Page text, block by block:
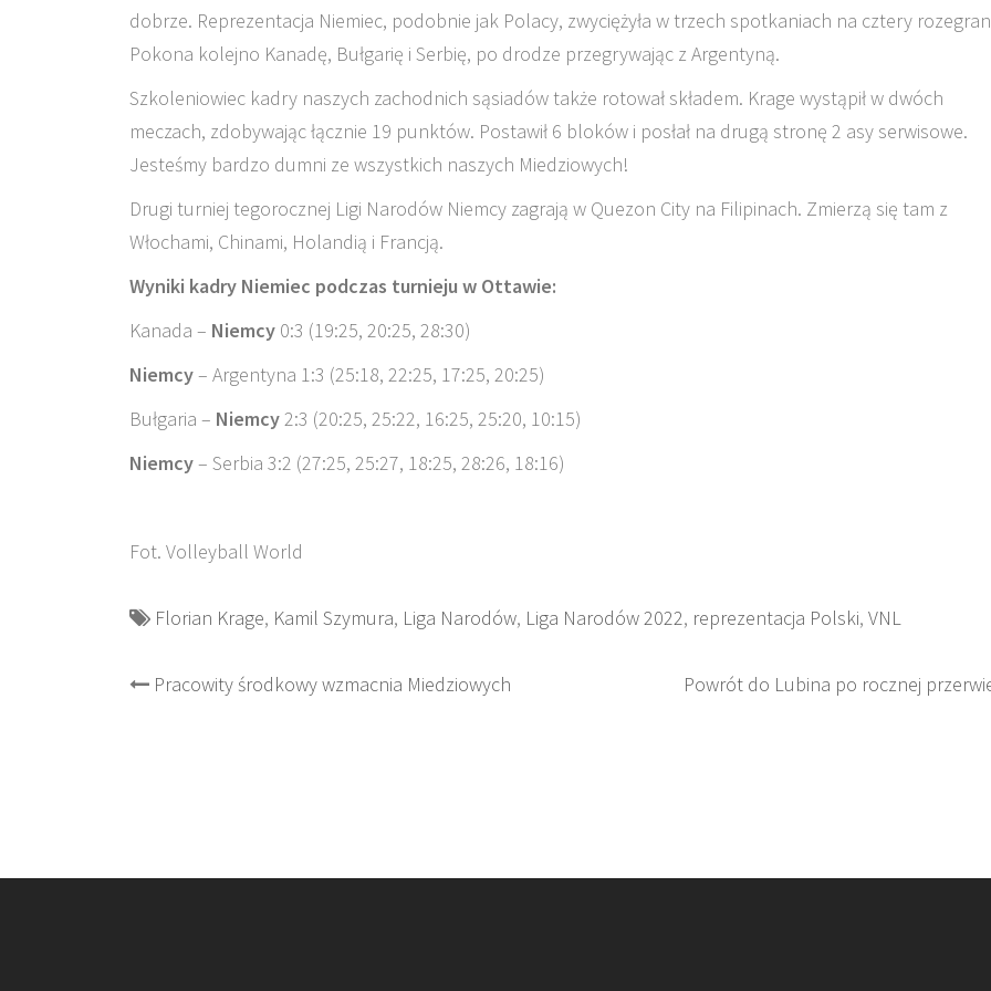
dobrze. Reprezentacja Niemiec, podobnie jak Polacy, zwyciężyła w trzech spotkaniach na cztery
Pokona kolejno Kanadę, Bułgarię i Serbię, po drodze przegrywając z Argentyną.
Szkoleniowiec kadry naszych zachodnich sąsiadów także rotował składem. Krage wystąpił w dwóch
meczach, zdobywając łącznie 19 punktów. Postawił 6 bloków i posłał na drugą stronę 2 asy serwisowe.
Jesteśmy bardzo dumni ze wszystkich naszych Miedziowych!
Drugi turniej tegorocznej Ligi Narodów Niemcy zagrają w Quezon City na Filipinach. Zmierzą się tam z
Włochami, Chinami, Holandią i Francją.
Wyniki kadry Niemiec podczas turnieju w Ottawie:
Kanada – Niemcy 0:3 (19:25, 20:25, 28:30)
Niemcy– Argentyna 1:3 (25:18, 22:25, 17:25, 20:25)
Bułgaria – Niemcy2:3 (20:25, 25:22, 16:25, 25:20, 10:15)
Niemcy– Serbia 3:2 (27:25, 25:27, 18:25, 28:26, 18:16)
Fot. Volleyball World
Florian Krage, Kamil Szymura, Liga Narodów, Liga Narodów 2022, reprezentacja Polski, VNL
Post
Pracowity środkowy wzmacnia Miedziowych Powrót do Lubina po rocznej